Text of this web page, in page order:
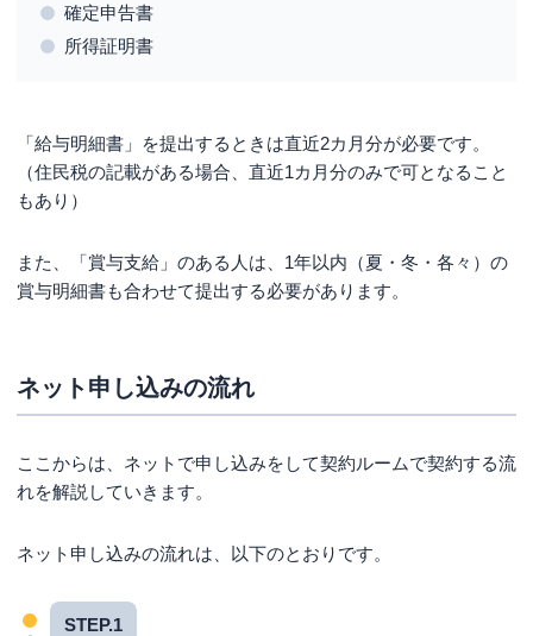
確定申告書
所得証明書
「給与明細書」を提出するときは直近2カ月分が必要です。
（住民税の記載がある場合、直近1カ月分のみで可となること
もあり）
また、「賞与支給」のある人は、1年以内（夏・冬・各々）の
賞与明細書も合わせて提出する必要があります。
ネット申し込みの流れ
ここからは、ネットで申し込みをして契約ルームで契約する流
れを解説していきます。
ネット申し込みの流れは、以下のとおりです。
STEP.1